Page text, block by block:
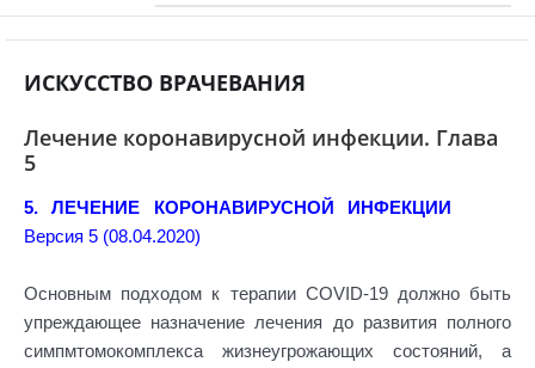
ИСКУССТВО ВРАЧЕВАНИЯ
Лечение коронавирусной инфекции. Глава
5
5. ЛЕЧЕНИЕ КОРОНАВИРУСНОЙ ИНФЕКЦИИ
Версия 5 (08.04.2020)
Основным подходом к терапии COVID-19 должно быть
упреждающее назначение лечения до развития полного
симпмтомокомплекса жизнеугрожающих состояний, а